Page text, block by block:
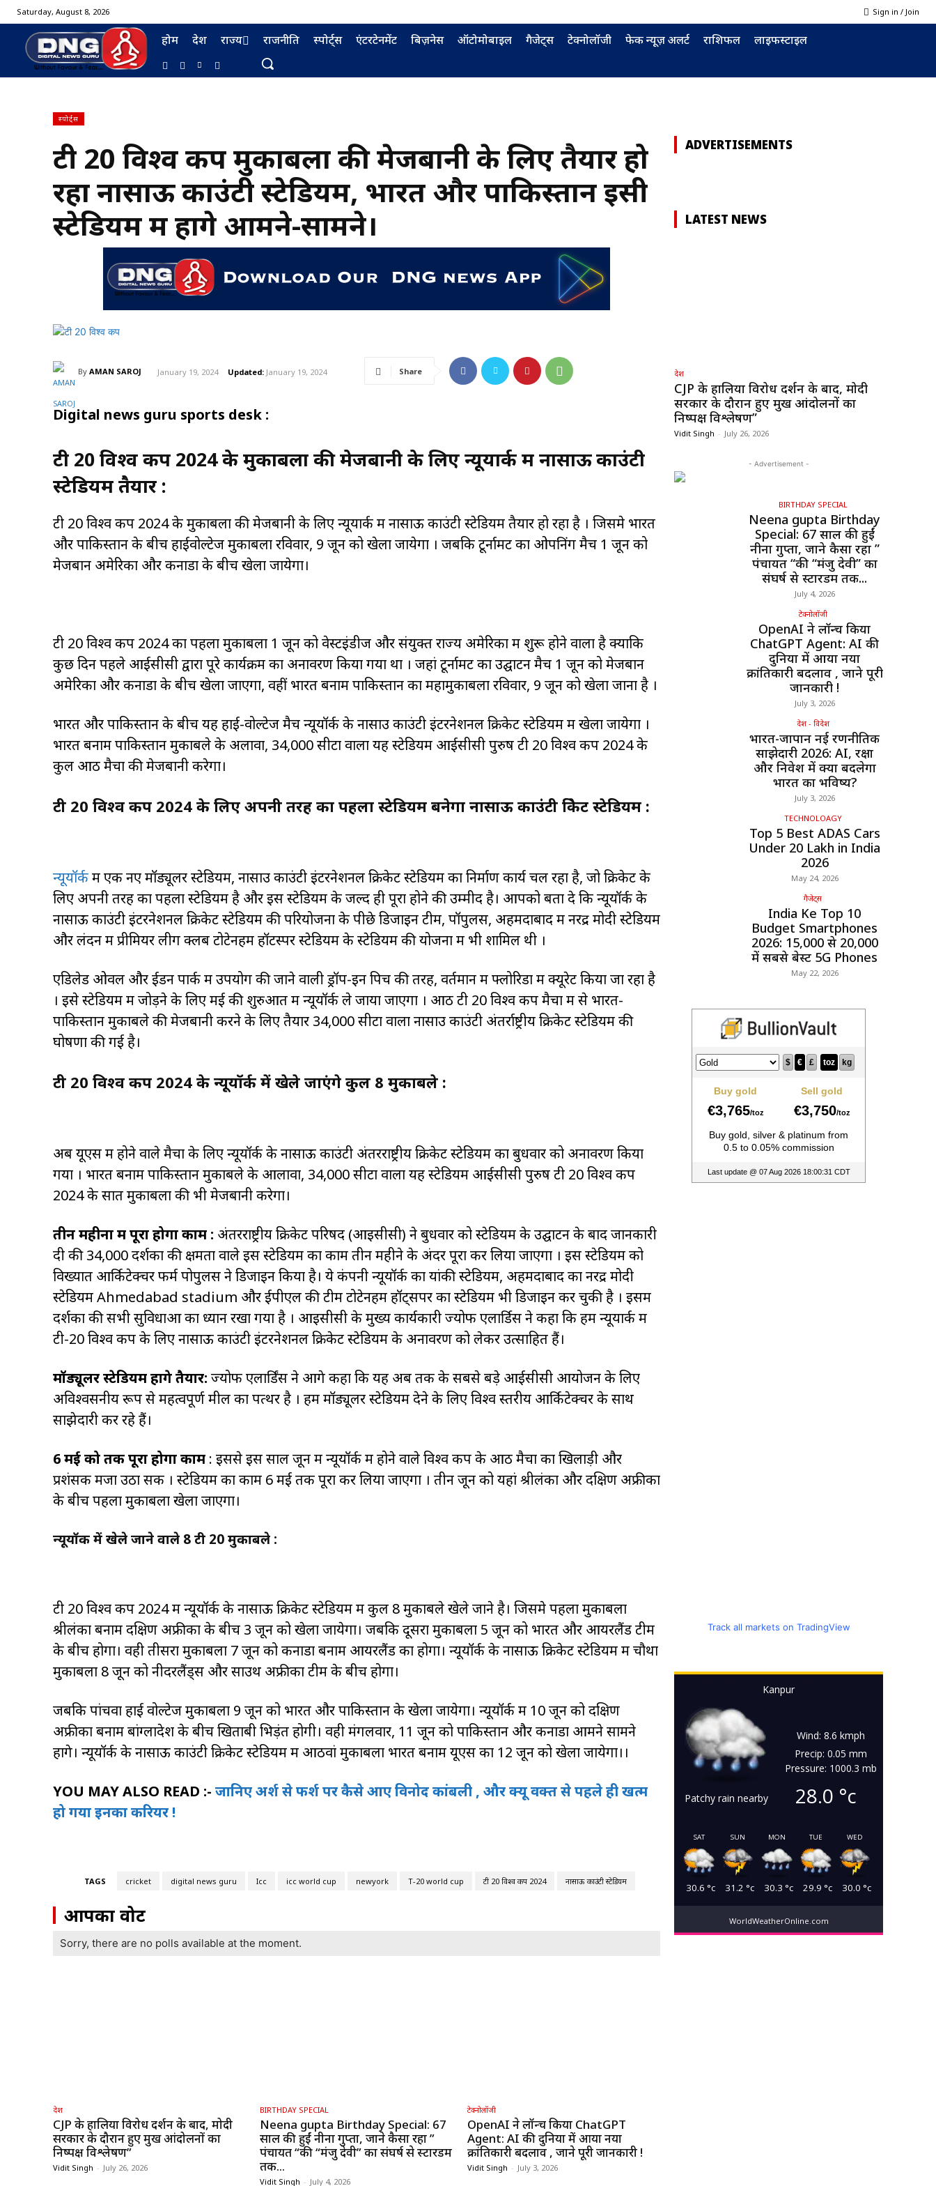
Saturday, August 8, 2026 Sign in / Join
होम देश राज्य राजनीति स्पोर्ट्स एंटरटेनमेंट बिज़नेस ऑटोमोबाइल गैजेट्स टेक्नोलॉजी फेक न्यूज़ अलर्ट राशिफल लाइफस्टाइल
स्पोर्ट्स
टी 20 विश्व कप मुकाबलों की मेजबानी के लिए तैयार हो
रहा नासाऊ काउंटी स्टेडियम, भारत और पाकिस्तान इसी
स्टेडियम में होंगे आमने-सामने।
By AMAN SAROJ January 19, 2024 Updated: January 19, 2024 Share
Digital news guru sports desk :
टी 20 विश्व कप 2024 के मुकाबलों की मेजबानी के लिए न्यूयार्क में नासाऊ काउंटी
स्टेडियम तैयार :
टी 20 विश्व कप 2024 के मुकाबलों की मेजबानी के लिए न्यूयार्क में नासाऊ काउंटी स्टेडियम तैयार हो रहा है । जिसमे भारत
और पाकिस्तान के बीच हाईवोल्टेज मुकाबला रविवार, 9 जून को खेला जायेगा । जबकि टूर्नामेंट का ओपनिंग मैच 1 जून को
मेजबान अमेरिका और कनाडा के बीच खेला जायेगा।
टी 20 विश्व कप 2024 का पहला मुकाबला 1 जून को वेस्टइंडीज और संयुक्त राज्य अमेरिका में शुरू होने वाला है क्योंकि
कुछ दिन पहले आईसीसी द्वारा पूरे कार्यक्रम का अनावरण किया गया था । जहां टूर्नामेंट का उद्घाटन मैच 1 जून को मेजबान
अमेरिका और कनाडा के बीच खेला जाएगा, वहीं भारत बनाम पाकिस्तान का महामुकाबला रविवार, 9 जून को खेला जाना है ।
भारत और पाकिस्तान के बीच यह हाई-वोल्टेज मैच न्यूयॉर्क के नासाउ काउंटी इंटरनेशनल क्रिकेट स्टेडियम में खेला जायेगा ।
भारत बनाम पाकिस्तान मुकाबले के अलावा, 34,000 सीटों वाला यह स्टेडियम आईसीसी पुरुष टी 20 विश्व कप 2024 के
कुल आठ मैचों की मेजबानी करेगा।
टी 20 विश्व कप 2024 के लिए अपनी तरह का पहला स्टेडियम बनेगा नासाऊ काउंटी क्रिकेट स्टेडियम :
न्यूयॉर्कमें एक नए मॉड्यूलर स्टेडियम, नासाउ काउंटी इंटरनेशनल क्रिकेट स्टेडियम का निर्माण कार्य चल रहा है, जो क्रिकेट के
लिए अपनी तरह का पहला स्टेडियम है और इस स्टेडियम के जल्द ही पूरा होने की उम्मीद है। आपको बता दे कि न्यूयॉर्क के
नासाऊ काउंटी इंटरनेशनल क्रिकेट स्टेडियम की परियोजना के पीछे डिजाइन टीम, पॉपुलस, अहमदाबाद में नरेंद्र मोदी स्टेडियम
और लंदन में प्रीमियर लीग क्लब टोटेनहम हॉटस्पर स्टेडियम के स्टेडियम की योजना में भी शामिल थी ।
एडिलेड ओवल और ईडन पार्क में उपयोग की जाने वाली ड्रॉप-इन पिच की तरह, वर्तमान में फ्लोरिडा में क्यूरेट किया जा रहा है
। इसे स्टेडियम में जोड़ने के लिए मई की शुरुआत में न्यूयॉर्क ले जाया जाएगा । आठ टी 20 विश्व कप मैचों में से भारत-
पाकिस्तान मुकाबले की मेजबानी करने के लिए तैयार 34,000 सीटों वाला नासाउ काउंटी अंतर्राष्ट्रीय क्रिकेट स्टेडियम की
घोषणा की गई है।
टी 20 विश्व कप 2024 के न्यूयॉर्क में खेले जाएंगे कुल 8 मुकाबले :
अब यूएस में होने वाले मैचों के लिए न्यूयॉर्क के नासाऊ काउंटी अंतरराष्ट्रीय क्रिकेट स्टेडियम का बुधवार को अनावरण किया
गया । भारत बनाम पाकिस्तान मुकाबले के आलावा, 34,000 सीटों वाला यह स्टेडियम आईसीसी पुरुष टी 20 विश्व कप
2024 के सात मुकाबलों की भी मेजबानी करेगा।
तीन महीनों में पूरा होगा काम : अंतरराष्ट्रीय क्रिकेट परिषद (आइसीसी) ने बुधवार को स्टेडियम के उद्घाटन के बाद जानकारी
दी की 34,000 दर्शकों की क्षमता वाले इस स्टेडियम का काम तीन महीने के अंदर पूरा कर लिया जाएगा । इस स्टेडियम को
विख्यात आर्किटेक्चर फर्म पोपुलस ने डिजाइन किया है। ये कंपनी न्यूयॉर्क का यांकी स्टेडियम, अहमदाबाद का नरेंद्र मोदी
स्टेडियम Ahmedabad stadium और ईपीएल की टीम टोटेनहम हॉट्सपर का स्टेडियम भी डिजाइन कर चुकी है । इसमें
दर्शकों की सभी सुविधाओं का ध्यान रखा गया है । आइसीसी के मुख्य कार्यकारी ज्योफ एलार्डिस ने कहा कि हम न्यूयार्क में
टी-20 विश्व कप के लिए नासाऊ काउंटी इंटरनेशनल क्रिकेट स्टेडियम के अनावरण को लेकर उत्साहित हैं।
मॉड्यूलर स्टेडियम होंगे तैयार: ज्योफ एलार्डिंस ने आगे कहा कि यह अब तक के सबसे बड़े आईसीसी आयोजन के लिए
अविश्वसनीय रूप से महत्वपूर्ण मील का पत्थर है । हम मॉड्यूलर स्टेडियम देने के लिए विश्व स्तरीय आर्किटेक्चर के साथ
साझेदारी कर रहे हैं।
6 मई को तक पूरा होगा काम : इससे इस साल जून में न्यूयॉर्क में होने वाले विश्व कप के आठ मैचों का खिलाड़ी और
प्रशंसक मजा उठा सकें । स्टेडियम का काम 6 मई तक पूरा कर लिया जाएगा । तीन जून को यहां श्रीलंका और दक्षिण अफ्रीका
के बीच पहला मुकाबला खेला जाएगा।
न्यूयॉर्क में खेले जाने वाले 8 टी 20 मुकाबले :
टी 20 विश्व कप 2024 में न्यूयॉर्क के नासाऊ क्रिकेट स्टेडियम में कुल 8 मुकाबले खेले जाने है। जिसमे पहला मुकाबला
श्रीलंका बनाम दक्षिण अफ्रीका के बीच 3 जून को खेला जायेगा। जबकि दूसरा मुकाबला 5 जून को भारत और आयरलैंड टीम
के बीच होगा। वही तीसरा मुकाबला 7 जून को कनाडा बनाम आयरलैंड का होगा। न्यूयॉर्क के नासाऊ क्रिकेट स्टेडियम में चौथा
मुकाबला 8 जून को नीदरलैंड्स और साउथ अफ्रीका टीम के बीच होगा।
जबकि पांचवा हाई वोल्टेज मुकाबला 9 जून को भारत और पाकिस्तान के खेला जायेगा। न्यूयॉर्क में 10 जून को दक्षिण
अफ्रीका बनाम बांग्लादेश के बीच खिताबी भिड़ंत होगी। वही मंगलवार, 11 जून को पाकिस्तान और कनाडा आमने सामने
होंगे। न्यूयॉर्क के नासाऊ काउंटी क्रिकेट स्टेडियम में आठवां मुकाबला भारत बनाम यूएस का 12 जून को खेला जायेगा।।
YOU MAY ALSO READ :- जानिए अर्श से फर्श पर कैसे आए विनोद कांबली , और क्यू वक्त से पहले ही खत्म
हो गया इनका करियर !
TAGS cricket digital news guru Icc icc world cup newyork T-20 world cup टी 20 विश्व कप 2024 नासाऊ काउंटी स्टेडियम
आपका वोट
Sorry, there are no polls available at the moment.
देश
CJP के हालिया विरोध प्रदर्शन के बाद, मोदी
सरकार के दौरान हुए प्रमुख आंदोलनों का
निष्पक्ष विश्लेषण”
Vidit Singh - July 26, 2026
BIRTHDAY SPECIAL
Neena gupta Birthday Special: 67
साल की हुईं नीना गुप्ता, जाने कैसा रहा ”
पंचायत “की “मंजु देवी” का संघर्ष से स्टारडम
तक...
Vidit Singh - July 4, 2026
टेक्नोलॉजी
OpenAI ने लॉन्च किया ChatGPT
Agent: AI की दुनिया में आया नया
क्रांतिकारी बदलाव , जाने पूरी जानकारी !
Vidit Singh - July 3, 2026
ADVERTISEMENTS
BURMA FURNISHING
LATEST NEWS
देश
CJP के हालिया विरोध प्रदर्शन के बाद, मोदी
सरकार के दौरान हुए प्रमुख आंदोलनों का
निष्पक्ष विश्लेषण”
Vidit Singh - July 26, 2026
- Advertisement -
BIRTHDAY SPECIAL
Neena gupta Birthday
Special: 67 साल की हुईं
नीना गुप्ता, जाने कैसा रहा ”
पंचायत “की “मंजु देवी” का
संघर्ष से स्टारडम तक...
July 4, 2026
टेक्नोलॉजी
OpenAI ने लॉन्च किया
ChatGPT Agent: AI की
दुनिया में आया नया
क्रांतिकारी बदलाव , जाने पूरी
जानकारी !
July 3, 2026
देश - विदेश
भारत-जापान नई रणनीतिक
साझेदारी 2026: AI, रक्षा
और निवेश में क्या बदलेगा
भारत का भविष्य?
July 3, 2026
TECHNOLOAGY
Top 5 Best ADAS Cars
Under ₹20 Lakh in India
2026
May 24, 2026
गैजेट्स
India Ke Top 10
Budget Smartphones
2026: ₹15,000 से ₹20,000
में सबसे बेस्ट 5G Phones
May 22, 2026
Track all markets on TradingView
Kanpur
Patchy rain nearby
Wind: 8.6 kmph
Precip: 0.05 mm
Pressure: 1000.3 mb
28.0 °c
SAT
30.6 °c
SUN
31.2 °c
MON
30.3 °c
TUE
29.9 °c
WED
30.0 °c
WorldWeatherOnline.com